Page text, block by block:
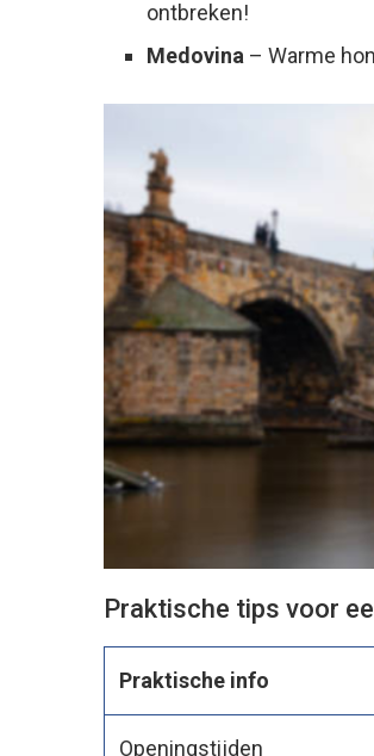
ontbreken!
Medovina – Warme
Praktische tips voor
Praktische info
Openingstijden